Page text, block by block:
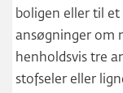
boligen eller til
ansøgninger om
henholdsvis tre
stofseler eller